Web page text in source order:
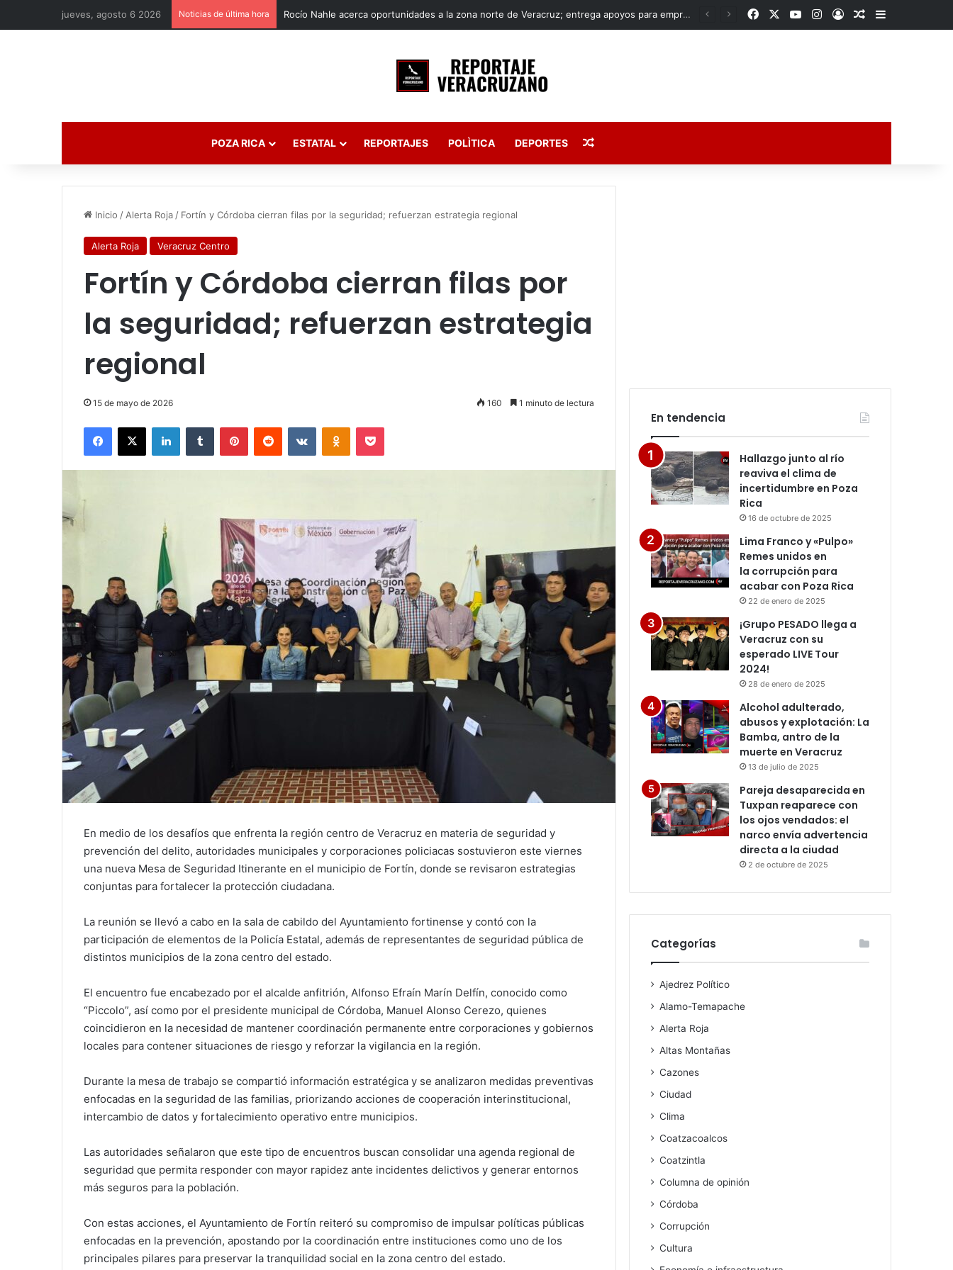
jueves, agosto 6 2026 Noticias de última hora Rocío Nahle acerca oportunidades a la zona norte de Veracruz; entrega apoyos para emprendedores y anuncia obra histórica para Poza Rica FacebookYouTubeInstagram
AccesoPublicación al
Barra lateral
POZA RICA ESTATAL REPORTAJES POLÌTICA DEPORTES Publicación al azar
Inicio / Alerta Roja / Fortín y Córdoba cierran filas por la seguridad; refuerzan estrategia regional
Alerta Roja Veracruz Centro
Fortín y Córdoba cierran filas por
la seguridad; refuerzan estrategia
regional
15 de mayo de 2026 160 1 minuto de lectura
Facebook
X LinkedInTumblr PinterestReddit VKontakteOdnoklassniki
Pocket
En medio de los desafíos que enfrenta la región centro de Veracruz en materia de seguridad y
prevención del delito, autoridades municipales y corporaciones policiacas sostuvieron este viernes
una nueva Mesa de Seguridad Itinerante en el municipio de Fortín, donde se revisaron estrategias
conjuntas para fortalecer la protección ciudadana.
La reunión se llevó a cabo en la sala de cabildo del Ayuntamiento fortinense y contó con la
participación de elementos de la Policía Estatal, además de representantes de seguridad pública de
distintos municipios de la zona centro del estado.
El encuentro fue encabezado por el alcalde anfitrión, Alfonso Efraín Marín Delfín, conocido como
“Piccolo”, así como por el presidente municipal de Córdoba, Manuel Alonso Cerezo, quienes
coincidieron en la necesidad de mantener coordinación permanente entre corporaciones y gobiernos
locales para contener situaciones de riesgo y reforzar la vigilancia en la región.
Durante la mesa de trabajo se compartió información estratégica y se analizaron medidas preventivas
enfocadas en la seguridad de las familias, priorizando acciones de cooperación interinstitucional,
intercambio de datos y fortalecimiento operativo entre municipios.
Las autoridades señalaron que este tipo de encuentros buscan consolidar una agenda regional de
seguridad que permita responder con mayor rapidez ante incidentes delictivos y generar entornos
más seguros para la población.
Con estas acciones, el Ayuntamiento de Fortín reiteró su compromiso de impulsar políticas públicas
enfocadas en la prevención, apostando por la coordinación entre instituciones como uno de los
principales pilares para preservar la tranquilidad social en la zona centro del estado.
En tendencia
Hallazgo junto al río
reaviva el clima de
incertidumbre en Poza
Rica
16 de octubre de 2025
Lima Franco y «Pulpo»
Remes unidos en
la corrupción para
acabar con Poza Rica
22 de enero de 2025
¡Grupo PESADO llega a
Veracruz con su
esperado LIVE Tour
2024!
28 de enero de 2025
Alcohol adulterado,
abusos y explotación: La
Bamba, antro de la
muerte en Veracruz
13 de julio de 2025
Pareja desaparecida en
Tuxpan reaparece con
los ojos vendados: el
narco envía advertencia
directa a la ciudad
2 de octubre de 2025
Categorías
Ajedrez Político
Alamo-Temapache
Alerta Roja
Altas Montañas
Cazones
Ciudad
Clima
Coatzacoalcos
Coatzintla
Columna de opinión
Córdoba
Corrupción
Cultura